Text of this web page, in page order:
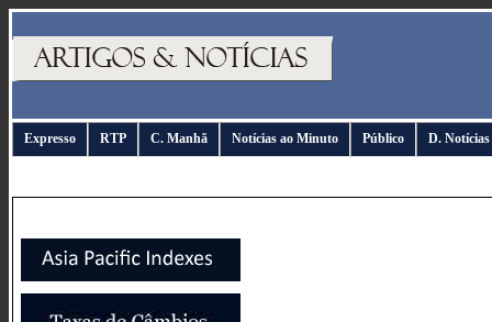
Expresso RTP C. Manhã Notícias ao Minuto Público D. Notícias